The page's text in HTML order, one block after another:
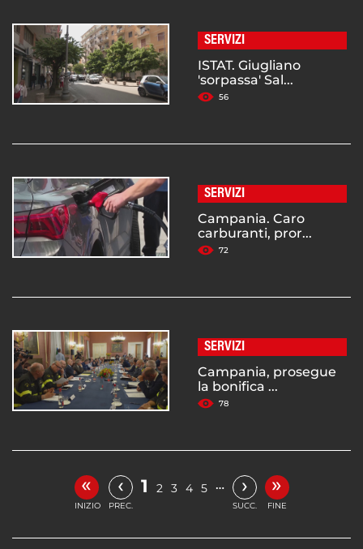
SERVIZI
ISTAT. Giugliano
'sorpassa' Sal...
56
SERVIZI
Campania. Caro
carburanti, pror...
72
SERVIZI
Campania, prosegue
la bonifica ...
78
«
INIZIO
‹
PREC.
1 2 3 4 5 … ›
SUCC.
»
FINE